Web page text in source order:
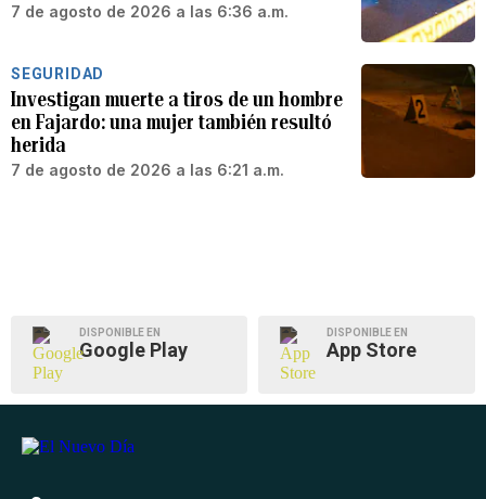
7 de agosto de 2026 a las 6:36 a.m.
SEGURIDAD
Investigan muerte a tiros de un hombre
en Fajardo: una mujer también resultó
herida
7 de agosto de 2026 a las 6:21 a.m.
DISPONIBLE EN
Google Play
DISPONIBLE EN
App Store